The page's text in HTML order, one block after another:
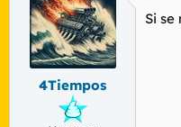
i
4Tiempos
Si